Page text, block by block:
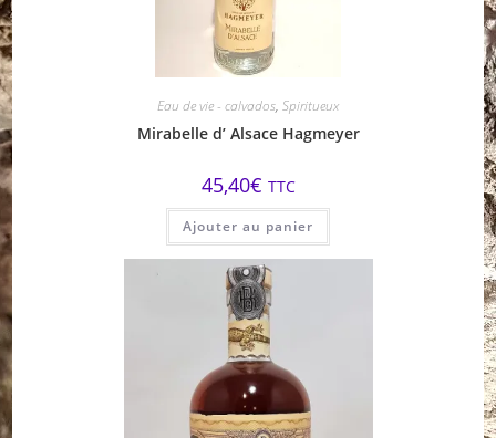
Eau de vie - calvados, Spiritueux
Mirabelle d’ Alsace Hagmeyer
45,40€ TTC
Ajouter au panier